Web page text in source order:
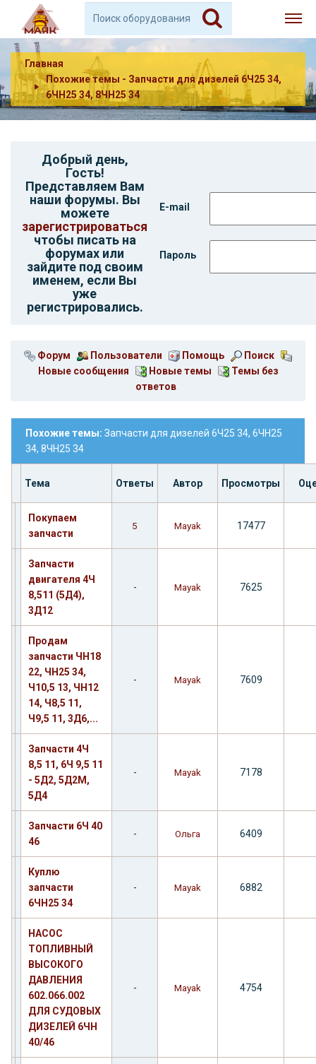
Главная
Похожие темы - Запчасти для дизелей 6Ч25 34,
6ЧН25 34, 8ЧН25 34
Добрый день,
Гость!
Представляем Вам
наши форумы. Вы
можете
зарегистрироваться
чтобы писать на
форумах или
зайдите под своим
именем, если Вы
уже
регистрировались.
E-mail
Пароль
Форум Пользователи Помощь
Поиск
Новые сообщения
Новые темы
Темы без
ответов
Похожие темы: Запчасти для дизелей 6Ч25 34, 6ЧН25
34, 8ЧН25 34
Тема Ответы Автор Просмотры
Покупаем
запчасти
5 Mayak 17477
Запчасти
двигателя 4Ч
8,511 (5Д4),
3Д12
- Mayak 7625
Продам
запчасти ЧН18
22, ЧН25 34,
Ч10,5 13, ЧН12
14, Ч8,5 11,
Ч9,5 11, 3Д6,...
- Mayak 7609
Запчасти 4Ч
8,5 11, 6Ч 9,5 11
- 5Д2, 5Д2М,
5Д4
- Mayak 7178
Запчасти 6Ч 40
46
- Ольга 6409
Куплю
запчасти
6ЧН25 34
- Mayak 6882
НАСОС
ТОПЛИВНЫЙ
ВЫСОКОГО
ДАВЛЕНИЯ
602.066.002
ДЛЯ СУДОВЫХ
ДИЗЕЛЕЙ 6ЧН
40/46
- Mayak 4754